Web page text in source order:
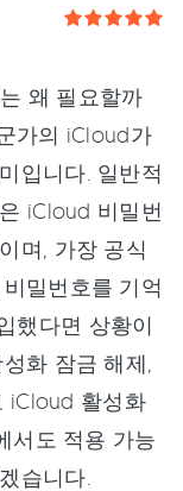
왜 필요할까
가의 iCloud가
입니다. 일반적
iCloud 비밀번
며, 가장 공식
밀번호를 기억
했다면 상황이
화 잠금 해제,
iCloud 활성화
서도 적용 가능
습니다.